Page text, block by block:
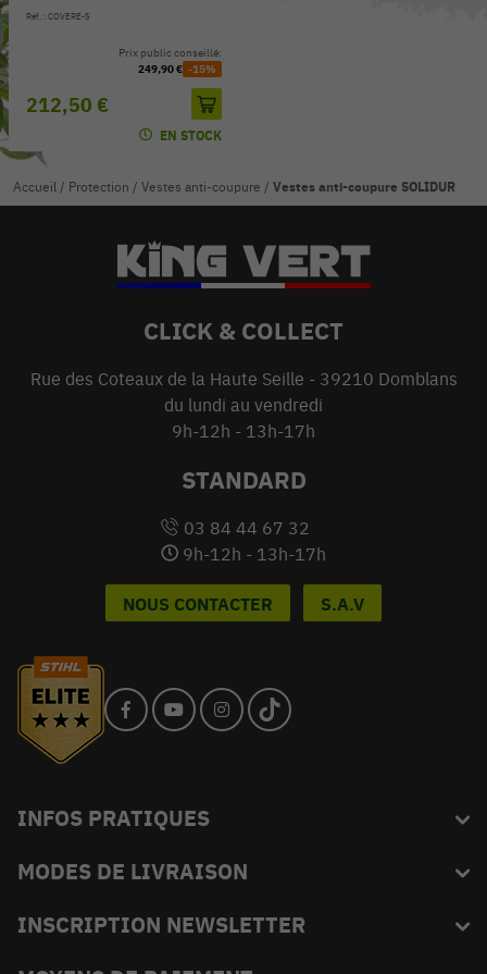
Réf. : COVERE-S
212,50 €
Prix public conseillé:
249,90 € -15%
EN STOCK
Accueil / Protection / Vestes anti-coupure / Vestes anti-coupure SOLIDUR
CLICK & COLLECT
Rue des Coteaux de la Haute Seille - 39210 Domblans
du lundi au vendredi
9h-12h - 13h-17h
STANDARD
03 84 44 67 32
9h-12h - 13h-17h
NOUS CONTACTER S.A.V
INFOS PRATIQUES
Blog
L'équipe du King
MODES DE LIVRAISON
INSCRIPTION NEWSLETTER